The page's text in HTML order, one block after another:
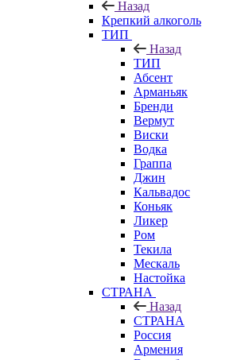
Назад
Крепкий алкоголь
ТИП
Назад
ТИП
Абсент
Арманьяк
Бренди
Вермут
Виски
Водка
Граппа
Джин
Кальвадос
Коньяк
Ликер
Ром
Текила
Мескаль
Настойка
СТРАНА
Назад
СТРАНА
Россия
Армения